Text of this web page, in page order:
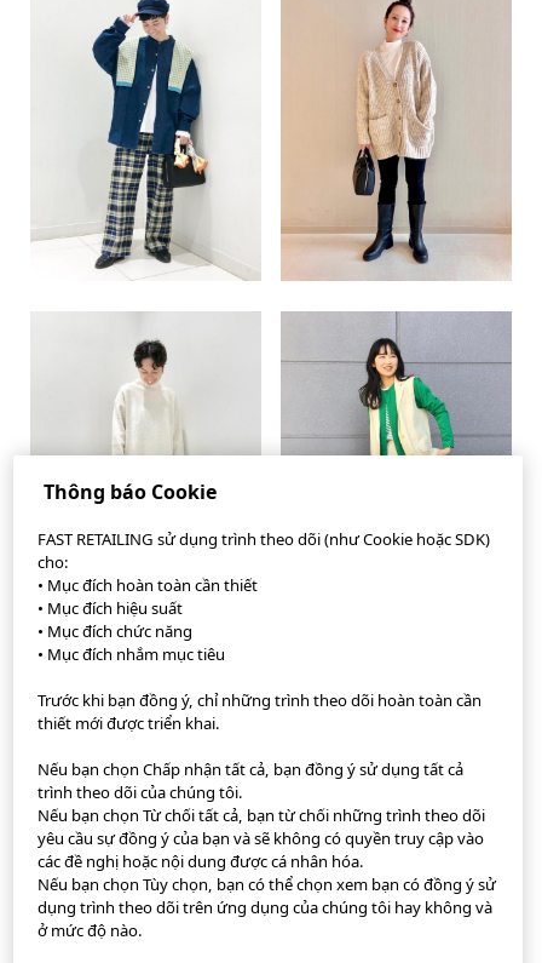
Ứng dụng StyleHint
Điều khoản sử dụng
Chính sách về Quyền
Sơ đồ trang web
Liên hệ
Thông báo Cookie
FAST RETAILING sử dụng trình theo dõi (như Cookie hoặc SDK)
cho:
• Mục đích hoàn toàn cần thiết
• Mục đích hiệu suất
• Mục đích chức năng
• Mục đích nhắm mục tiêu
Trước khi bạn đồng ý, chỉ những trình theo dõi hoàn toàn cần
thiết mới được triển khai.
Nếu bạn chọn Chấp nhận tất cả, bạn đồng ý sử dụng tất cả
trình theo dõi của chúng tôi.
Nếu bạn chọn Từ chối tất cả, bạn từ chối những trình theo dõi
yêu cầu sự đồng ý của bạn và sẽ không có quyền truy cập vào
các đề nghị hoặc nội dung được cá nhân hóa.
Nếu bạn chọn Tùy chọn, bạn có thể chọn xem bạn có đồng ý sử
dụng trình theo dõi trên ứng dụng của chúng tôi hay không và
ở mức độ nào.